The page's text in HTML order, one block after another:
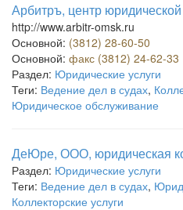
Арбитръ, центр
http://www.arbitr-omsk.ru
Основной: (3812) 28-60-50
Основной: факс (3812) 24-62-33
Раздел: Юридические услуги
Теги: Ведение дел в судах,
Юридическое обслуживание
ДеЮре, ООО, юридическая
Раздел: Юридические услуги
Теги: Ведение дел в судах,
Коллекторские услуги